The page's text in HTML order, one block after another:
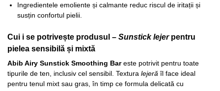
Ingredientele emoliente și calmante reduc riscul de iritații și
susțin confortul pielii.
Cui i se potrivește produsul – Sunstick lejerpentru
pielea sensibilă și mixtă
Abib Airy Sunstick Smoothing Bareste potrivit pentru toate
tipurile de ten, inclusiv cel sensibil. Textura lejeră îl face ideal
pentru tenul mixt sau gras, în timp ce formula delicată cu